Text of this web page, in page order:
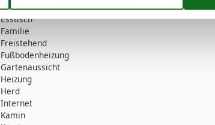
Einzelbetten
2
Esstisch
Familie
Freistehend
Fußbodenheizung
Gartenaussicht
Heizung
Herd
Internet
Kamin